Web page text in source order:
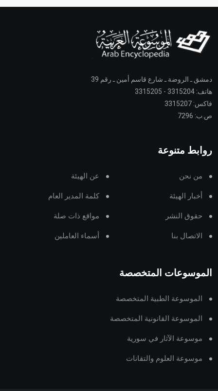
دمشق ـ الروضة ـ شارع قاسم أمين ـ رقم 39
هاتف: 3315204 - 3315205
فاكس: 3315207
ص.ب: 7296
روابط متنوعة
من نحن عن الهيئة
أخبار الهيئة كلمة المدير العام
حقوق النشر مواقع ذات صلة
الاتصال بنا أسماء العاملين
الموسوعات المتخصصة
الموسوعة الطبية المتخصصة
الموسوعة القانونية المتخصصة
موسوعة الآثار في سورية
موسوعة العلوم والتقانات